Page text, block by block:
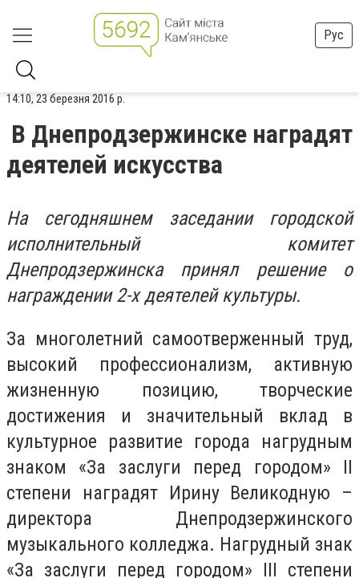
Рус
14:10, 23 березня 2016 р.
В Днепродзержинске наградят
деятелей искусства
На сегодняшнем заседании городской
исполнительный комитет
Днепродзержинска принял решение о
награждении 2-х деятелей культуры.
За многолетний самоотверженный труд,
высокий профессионализм, активную
жизненную позицию, творческие
достижения и значительный вклад в
культурное развитие города нагрудным
знаком «За заслуги перед городом» ІІ
степени наградят Ирину Великодную –
директора Днепродзержинского
музыкального колледжа. Нагрудный знак
«За заслуги перед городом» ІІІ степени